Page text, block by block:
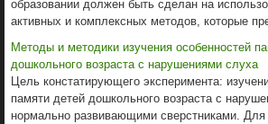
образовании должен быть сделан на
активных и комплексных методов, которые
Методы и методики изучения особенностей
дошкольного возраста с нарушениями слуха
Цель констатирующего эксперимента:
памяти детей дошкольного возраста с
нормально развивающими сверстниками. Для